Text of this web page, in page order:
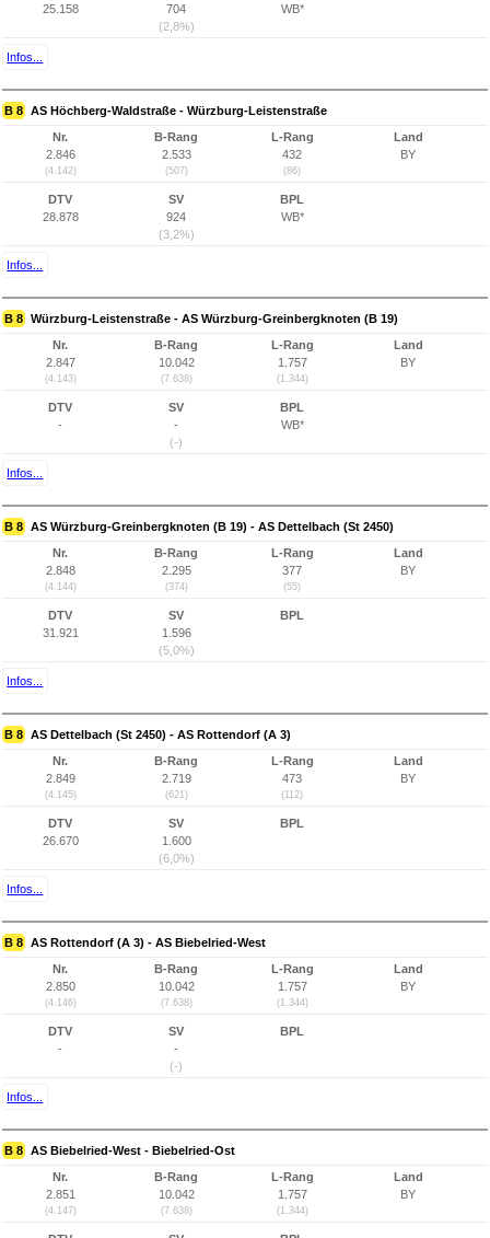
25.158
704
(2,8%)
WB*
Infos...
B 8 AS Höchberg-Waldstraße - Würzburg-Leistenstraße
Nr.
2.846
(4.142)
B-Rang
2.533
(507)
L-Rang
432
(86)
Land
BY
DTV
28.878
SV
924
(3,2%)
BPL
WB*
Infos...
B 8 Würzburg-Leistenstraße - AS Würzburg-Greinbergknoten (B 19)
Nr.
2.847
(4.143)
B-Rang
10.042
(7.638)
L-Rang
1.757
(1.344)
Land
BY
DTV
-
SV
-
(-)
BPL
WB*
Infos...
B 8 AS Würzburg-Greinbergknoten (B 19) - AS Dettelbach (St 2450)
Nr.
2.848
(4.144)
B-Rang
2.295
(374)
L-Rang
377
(55)
Land
BY
DTV
31.921
SV
1.596
(5,0%)
BPL
Infos...
B 8 AS Dettelbach (St 2450) - AS Rottendorf (A 3)
Nr.
2.849
(4.145)
B-Rang
2.719
(621)
L-Rang
473
(112)
Land
BY
DTV
26.670
SV
1.600
(6,0%)
BPL
Infos...
B 8 AS Rottendorf (A 3) - AS Biebelried-West
Nr.
2.850
(4.146)
B-Rang
10.042
(7.638)
L-Rang
1.757
(1.344)
Land
BY
DTV
-
SV
-
(-)
BPL
Infos...
B 8 AS Biebelried-West - Biebelried-Ost
Nr.
2.851
(4.147)
B-Rang
10.042
(7.638)
L-Rang
1.757
(1.344)
Land
BY